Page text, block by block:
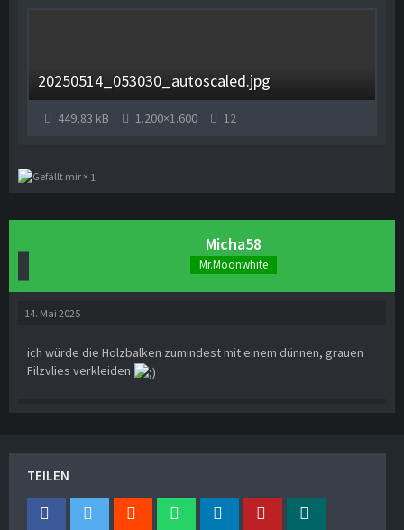
20250514_053030_autoscaled.jpg
449,83 kB 1.200×1.600 12
1
Micha58
Mr.Moonwhite
14. Mai 2025
ich würde die Holzbalken zumindest mit einem dünnen, grauen
Filzvlies verkleiden
TEILEN